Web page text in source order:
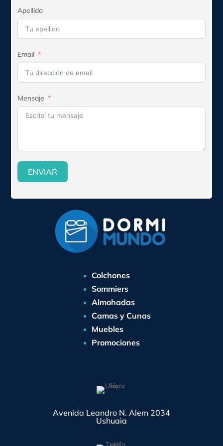
Colchones
Sommiers
Almohadas
Camas y Cunas
Muebles
Promociones
Avenida Leandro N. Alem 2034
Ushuaia
Apellido
Email
Mensaje
ENVIAR